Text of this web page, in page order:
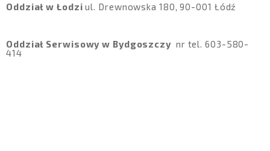
Oddział w Łodziul. Drewnowska 180, 90-001 Łódź
Oddział Serwisowy w Bydgoszczy nr tel. 603-580-
414